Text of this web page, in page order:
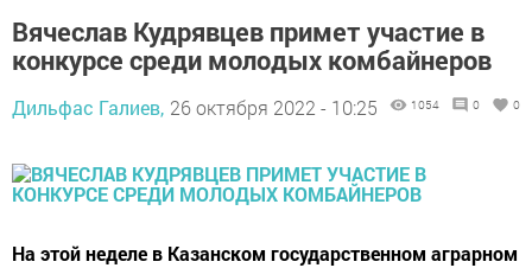
Вячеслав Кудрявцев примет участие в
конкурсе среди молодых комбайнеров
Дильфас Галиев, 26 октября 2022 - 10:25 1054 0 0
На этой неделе в Казанском государственном аграрном